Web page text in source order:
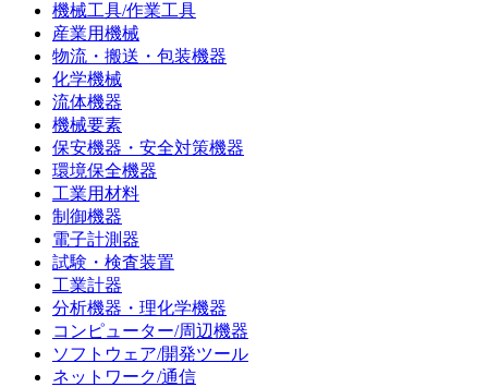
機械工具/作業工具
産業用機械
物流・搬送・包装機器
化学機械
流体機器
機械要素
保安機器・安全対策機器
環境保全機器
工業用材料
制御機器
電子計測器
試験・検査装置
工業計器
分析機器・理化学機器
コンピューター/周辺機器
ソフトウェア/開発ツール
ネットワーク/通信